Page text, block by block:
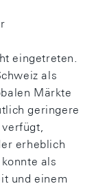
eingetreten.
als
Märkte
geringere
erheblich
als
und einem